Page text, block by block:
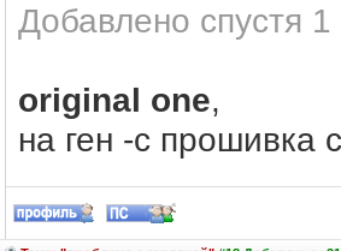
Добавлено спустя
original one,
на ген -с прошивка